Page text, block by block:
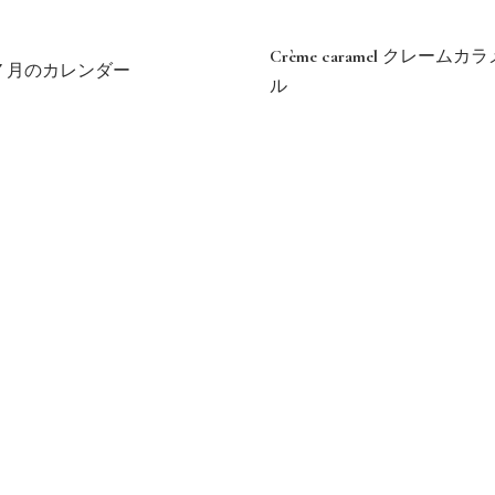
月のカレンダー
Crème caramel クレームカラ
ル